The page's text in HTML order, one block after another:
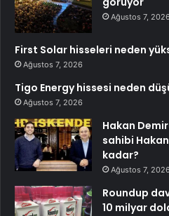
Ağustos 7, 2026
First Solar hisseleri neden
Ağustos 7, 2026
Tigo Energy hissesi neden
Ağustos 7, 2026
Hakan
sahibi
kadar?
Ağustos 7, 2026
Roundup
10 milyar